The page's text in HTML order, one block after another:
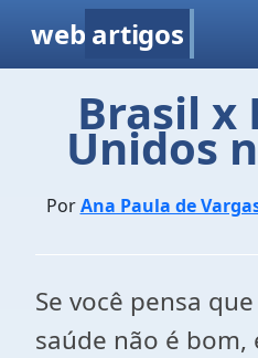
web artigos
Brasil x
Unidos
PorAna Paula de
Se você pensa
saúde não é bom,